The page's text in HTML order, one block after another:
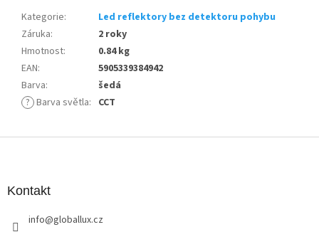
Kategorie:
Led reflektory bez detektoru pohybu
Záruka:
2 roky
Hmotnost:
0.84 kg
EAN:
5905339384942
Barva:
šedá
? Barva světla: CCT
Kontakt
info@globallux.cz